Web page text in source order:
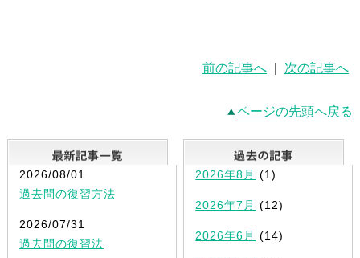
前の記事へ 次の記事へ
ページの先頭へ戻る
最新記事一覧
2026/08/01
過去問の復習方法
2026/07/31
過去問の復習法
2026年8月 (1)
2026年7月 (12)
2026年6月 (14)